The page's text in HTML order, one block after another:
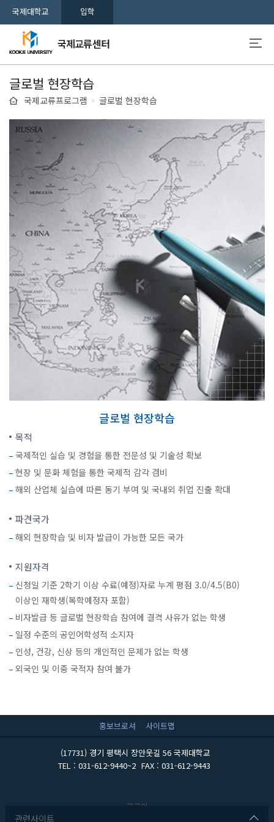
국제대학교 입학
국제교류센터
국제교류프로그램 글로벌 현장학습
글로벌 현장학습
글로벌 현장학습
목적
국제적인 실습 및 경험을 통한 전문성 및 기술성 확보
현장 및 문화 체험을 통한 국제적 감각 겸비
해외 산업체 실습에 따른 동기 부여 및 국내외 취업 진출 확대
파견국가
해외 현장학습 및 비자 발급이 가능한 모든 국가
지원자격
신청일 기준 2학기 이상 수료(예정)자로 누계 평점 3.0/4.5(B0)
이상인 재학생(복학예정자 포함)
비자발급 등 글로벌 현장학습 참여에 결격 사유가 없는 학생
일정 수준의 공인어학성적 소지자
인성, 건강, 신상 등의 개인적인 문제가 없는 학생
외국인 및 이중 국적자 참여 불가
홍보브로셔 사이트맵
(17731) 경기 평택시 장안웃길 56 국제대학교
TEL : 031-612-9440~2 FAX : 031-612-9443
관련사이트
로그인